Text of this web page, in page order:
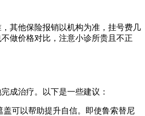
其他保险报销以机构为准，挂号费几
做价格对比，注意小诊所贵且不正
成治疗。以下是一些建议：
可以帮助提升自信。即使鲁索替尼